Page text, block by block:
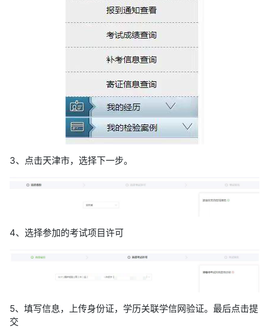
3、点击天津市，选择下一步。
4、选择参加的考试项目许可
5、填写信息，上传身份证，学历关联学信网验证。最后点击提
交